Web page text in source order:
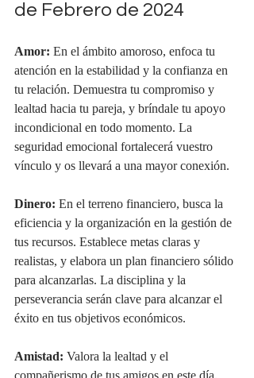
de Febrero de 2024
Amor: En el ámbito amoroso, enfoca tu
atención en la estabilidad y la confianza en
tu relación. Demuestra tu compromiso y
lealtad hacia tu pareja, y bríndale tu apoyo
incondicional en todo momento. La
seguridad emocional fortalecerá vuestro
vínculo y os llevará a una mayor conexión.
Dinero: En el terreno financiero, busca la
eficiencia y la organización en la gestión de
tus recursos. Establece metas claras y
realistas, y elabora un plan financiero sólido
para alcanzarlas. La disciplina y la
perseverancia serán clave para alcanzar el
éxito en tus objetivos económicos.
Amistad: Valora la lealtad y el